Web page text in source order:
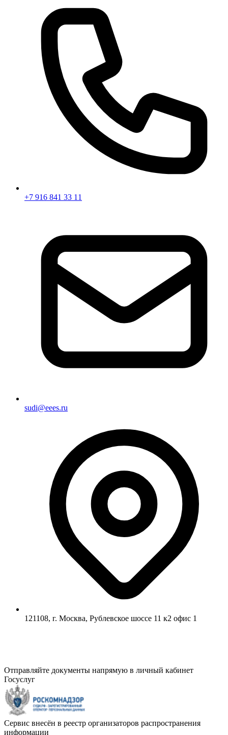
+7 916 841 33 11
sudi@eees.ru
121108, г. Москва, Рублевское шоссе 11 к2 офис 1
Отправляйте документы напрямую в личный кабинет
Госуслуг
Сервис внесён в реестр организаторов распространения
информации